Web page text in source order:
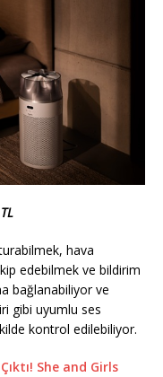
hava
edebilmek ve bildirim
bağlanabiliyor ve
gibi uyumlu ses
kontrol edilebiliyor.
She and Girls